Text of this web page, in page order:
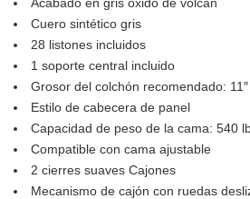
Cuero sintético gris
28 listones incluidos
1 soporte central incluido
Grosor del colchón recomendado: 11″
Estilo de cabecera de panel
Capacidad de peso de la cama: 540
Compatible con cama ajustable
2 cierres suaves Cajones
Mecanismo de cajón con ruedas